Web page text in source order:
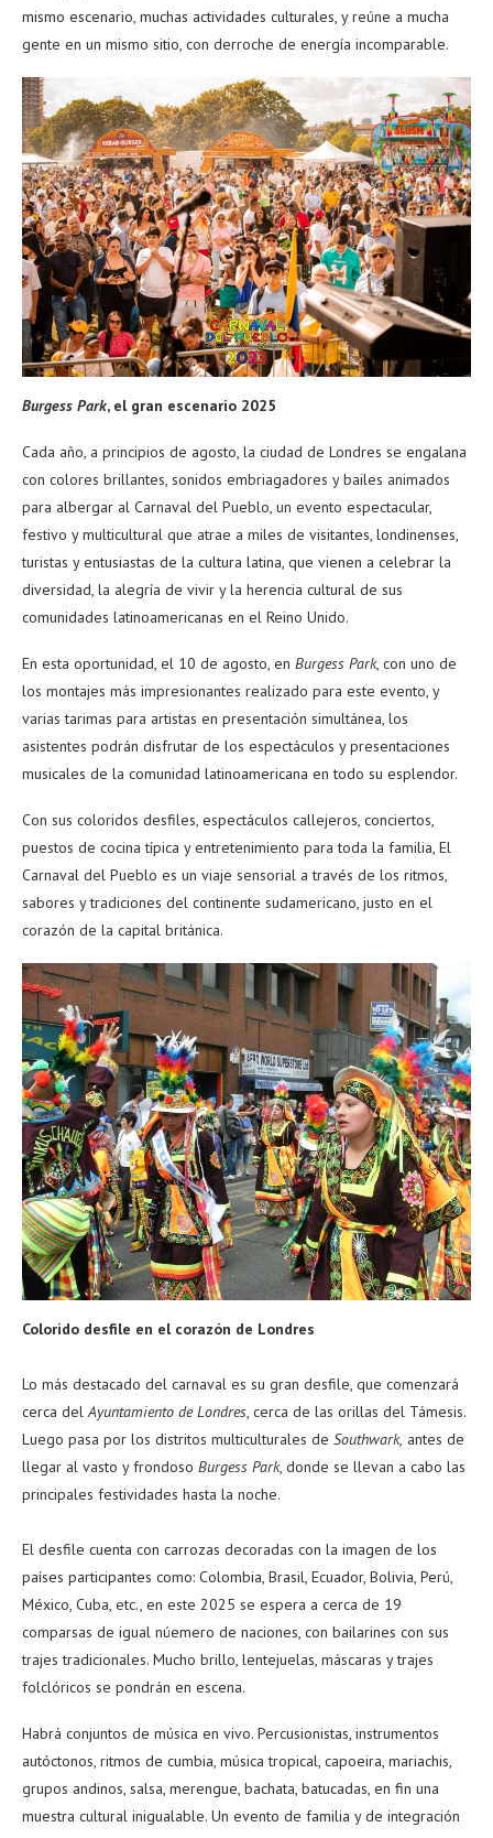
mismo escenario, muchas actividades culturales, y reúne a mucha
gente en un mismo sitio, con derroche de energía incomparable.
Burgess Park, el gran escenario 2025
Cada año, a principios de agosto, la ciudad de Londres se engalana
con colores brillantes, sonidos embriagadores y bailes animados
para albergar al Carnaval del Pueblo, un evento espectacular,
festivo y multicultural que atrae a miles de visitantes, londinenses,
turistas y entusiastas de la cultura latina, que vienen a celebrar la
diversidad, la alegría de vivir y la herencia cultural de sus
comunidades latinoamericanas en el Reino Unido.
En esta oportunidad, el 10 de agosto, en Burgess Park, con uno de
los montajes más impresionantes realizado para este evento, y
varias tarimas para artistas en presentación simultánea, los
asistentes podrán disfrutar de los espectáculos y presentaciones
musicales de la comunidad latinoamericana en todo su esplendor.
Con sus coloridos desfiles, espectáculos callejeros, conciertos,
puestos de cocina típica y entretenimiento para toda la familia, El
Carnaval del Pueblo es un viaje sensorial a través de los ritmos,
sabores y tradiciones del continente sudamericano, justo en el
corazón de la capital británica.
Colorido desfile en el corazón de Londres
Lo más destacado del carnaval es su gran desfile, que comenzará
cerca delAyuntamiento de Londres, cerca de las orillas del Támesis.
Luego pasa por los distritos multiculturales de Southwark, antes de
llegar al vasto y frondoso Burgess Park, donde se llevan a cabo las
principales festividades hasta la noche.
El desfile cuenta con carrozas decoradas con la imagen de los
países participantes como: Colombia, Brasil, Ecuador, Bolivia, Perú,
México, Cuba, etc., en este 2025 se espera a cerca de 19
comparsas de igual núemero de naciones, con bailarines con sus
trajes tradicionales. Mucho brillo, lentejuelas, máscaras y trajes
folclóricos se pondrán en escena.
Habrá conjuntos de música en vivo. Percusionistas, instrumentos
autóctonos, ritmos de cumbia, música tropical, capoeira, mariachis,
grupos andinos, salsa, merengue, bachata, batucadas, en fin una
muestra cultural inigualable. Un evento de familia y de integración